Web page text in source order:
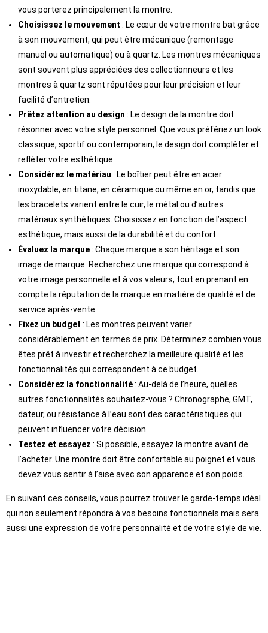
vous porterez principalement la montre.
Choisissez le mouvement : Le cœur de votre montre bat grâce
à son mouvement, qui peut être mécanique (remontage
manuel ou automatique) ou à quartz. Les montres mécaniques
sont souvent plus appréciées des collectionneurs et les
montres à quartz sont réputées pour leur précision et leur
facilité d’entretien.
Prêtez attention au design : Le design de la montre doit
résonner avec votre style personnel. Que vous préfériez un look
classique, sportif ou contemporain, le design doit compléter et
refléter votre esthétique.
Considérez le matériau : Le boîtier peut être en acier
inoxydable, en titane, en céramique ou même en or, tandis que
les bracelets varient entre le cuir, le métal ou d’autres
matériaux synthétiques. Choisissez en fonction de l’aspect
esthétique, mais aussi de la durabilité et du confort.
Évaluez la marque: Chaque marque a son héritage et son
image de marque. Recherchez une marque qui correspond à
votre image personnelle et à vos valeurs, tout en prenant en
compte la réputation de la marque en matière de qualité et de
service après-vente.
Fixez un budget : Les montres peuvent varier
considérablement en termes de prix. Déterminez combien vous
êtes prêt à investir et recherchez la meilleure qualité et les
fonctionnalités qui correspondent à ce budget.
Considérez la fonctionnalité: Au-delà de l’heure, quelles
autres fonctionnalités souhaitez-vous ? Chronographe, GMT,
dateur, ou résistance à l’eau sont des caractéristiques qui
peuvent influencer votre décision.
Testez et essayez : Si possible, essayez la montre avant de
l’acheter. Une montre doit être confortable au poignet et vous
devez vous sentir à l’aise avec son apparence et son poids.
En suivant ces conseils, vous pourrez trouver le garde-temps idéal
qui non seulement répondra à vos besoins fonctionnels mais sera
aussi une expression de votre personnalité et de votre style de vie.